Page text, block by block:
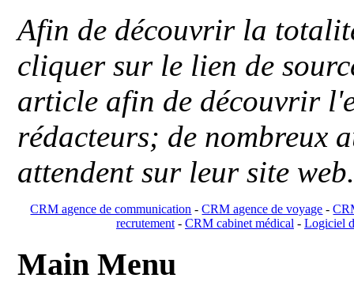
Afin de découvrir la
cliquer sur le lien de
article afin de découvrir
rédacteurs; de nombreux
attendent sur leur site
CRM agence de communication -CRM agence de voyage -
recrutement- CRM cabinet médical- Logiciel
Main Menu